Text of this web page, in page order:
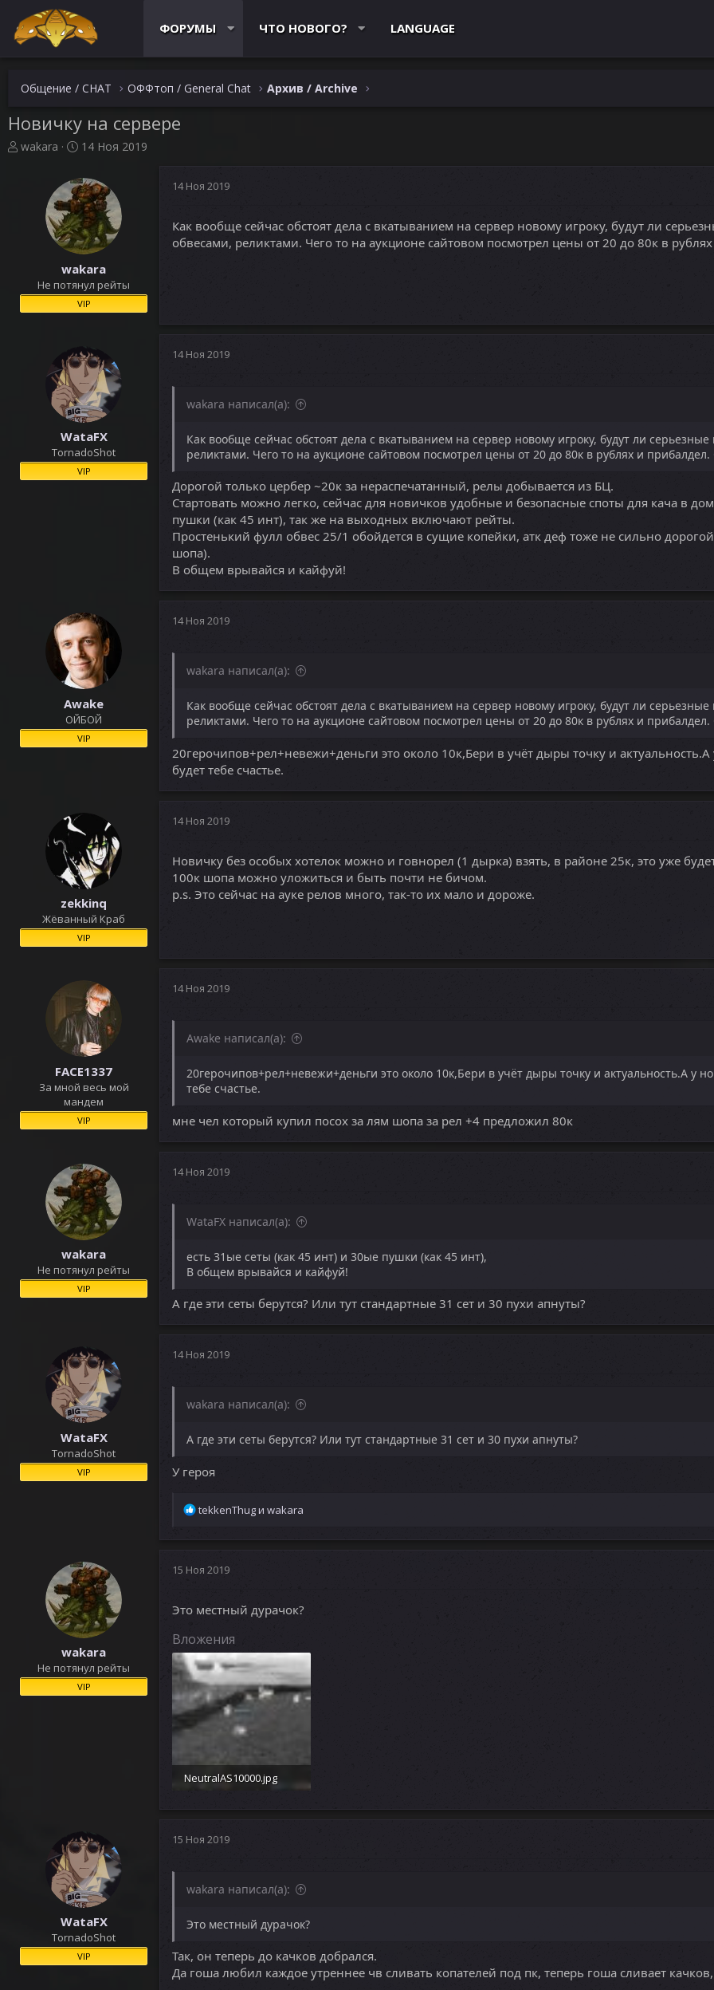
ФОРУМЫ ЧТО НОВОГО? LANGUAGE
Общение / CHAT ОФФтоп / General Chat Архив / Archive
Новичку на сервере
А
wakara
Д
т
а
н
а
ч
а
л
а
14 Ноя 2019
wakara
Не потянул рейты
VIP
14 Ноя 2019
Как вообще сейчас обстоят дела с вкатыванием на сервер новому игроку, будут ли
обвесами, реликтами. Чего то на аукционе сайтовом посмотрел цены от 20 до 80к в
WataFX
TornadoShot
VIP
14 Ноя 2019
wakara написал(а):
Как вообще сейчас обстоят дела с вкатыванием на сервер новому игроку, будут ли
реликтами. Чего то на аукционе сайтовом посмотрел цены от 20 до 80к в рублях и
Дорогой только цербер ~20к за нераспечатанный, релы добывается из БЦ.
Стартовать можно легко, сейчас для новичков удобные и безопасные споты для кача в
пушки (как 45 инт), так же на выходных включают рейты.
Простенький фулл обвес 25/1 обойдется в сущие копейки, атк деф тоже не сильно
шопа).
В общем врывайся и кайфуй!
Awake
ОЙБОЙ
VIP
14 Ноя 2019
wakara написал(а):
Как вообще сейчас обстоят дела с вкатыванием на сервер новому игроку, будут ли
реликтами. Чего то на аукционе сайтовом посмотрел цены от 20 до 80к в рублях и
20герочипов+рел+невежи+деньги это около 10к,Бери в учёт дыры точку и
будет тебе счастье.
zekkinq
Жёванный Краб
VIP
14 Ноя 2019
Новичку без особых хотелок можно и говнорел (1 дырка) взять, в районе 25к, это уже
100к шопа можно уложиться и быть почти не бичом.
p.s. Это сейчас на ауке релов много, так-то их мало и дороже.
FACE1337
За мной весь мой
мандем
VIP
14 Ноя 2019
Awake написал(а):
20герочипов+рел+невежи+деньги это около 10к,Бери в учёт дыры точку и актуальность.А у
тебе счастье.
мне чел который купил посох за лям шопа за рел +4 предложил 80к
wakara
Не потянул рейты
VIP
14 Ноя 2019
WataFX написал(а):
есть 31ые сеты (как 45 инт) и 30ые пушки (как 45 инт),
В общем врывайся и кайфуй!
А где эти сеты берутся? Или тут стандартные 31 сет и 30 пухи апнуты?
WataFX
TornadoShot
VIP
14 Ноя 2019
wakara написал(а):
А где эти сеты берутся? Или тут стандартные 31 сет и 30 пухи апнуты?
У героя
Р
а
ц
:
tekkenThugи wakara
wakara
Не потянул рейты
VIP
15 Ноя 2019
Это местный дурачок?
Вложения
NeutralAS10000.jpg
WataFX
TornadoShot
VIP
15 Ноя 2019
wakara написал(а):
Это местный дурачок?
Так, он теперь до качков добрался.
Да гоша любил каждое утреннее чв сливать копателей под пк, теперь гоша сливает